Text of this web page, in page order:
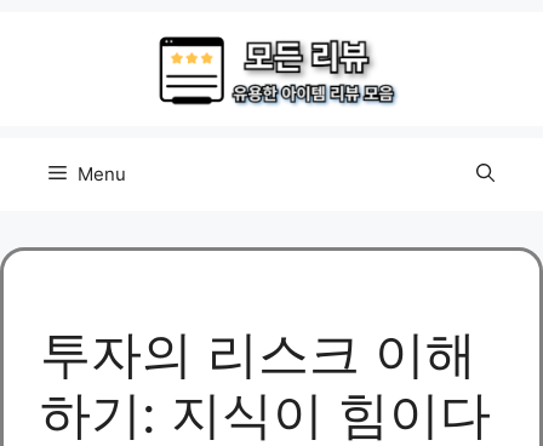
Menu
투자의 리스크 이해
하기: 지식이 힘이다